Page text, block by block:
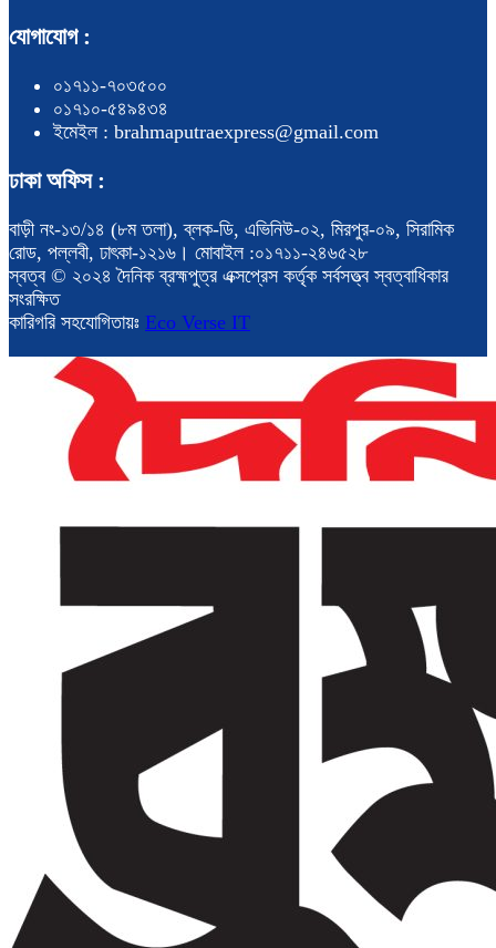
যোগাযোগ :
০১৭১১-৭০৩৫০০
০১৭১০-৫৪৯৪৩৪
ইমেইল : brahmaputraexpress@gmail.com
ঢাকা অফিস :
বাড়ী নং-১৩/১৪ (৮ম তলা), ব্লক-ডি, এভিনিউ-০২, মিরপুর-০৯, সিরামিক
রোড, পল্লবী, ঢাৎকা-১২১৬। মোবাইল :০১৭১১-২৪৬৫২৮
স্বত্ব © ২০২৪ দৈনিক ব্রহ্মপুত্র এক্সপ্রেস কর্তৃক সর্বসত্ত্ব স্বত্বাধিকার
সংরক্ষিত
কারিগরি সহযোগিতায়ঃ Eco Verse IT